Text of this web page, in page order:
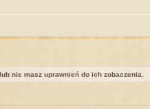
nie masz uprawnień do ich zobaczenia.